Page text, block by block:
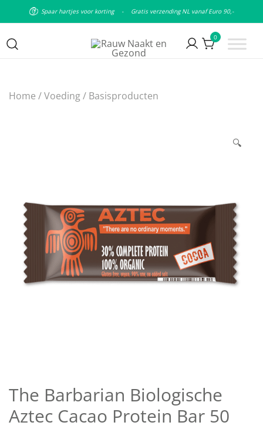
Spaar hartjes voor korting - Gratis verzending NL vanaf Euro 90,-
0
Home /Voeding/ Basisproducten
🔍
The Barbarian Biologische
Aztec Cacao Protein Bar 50